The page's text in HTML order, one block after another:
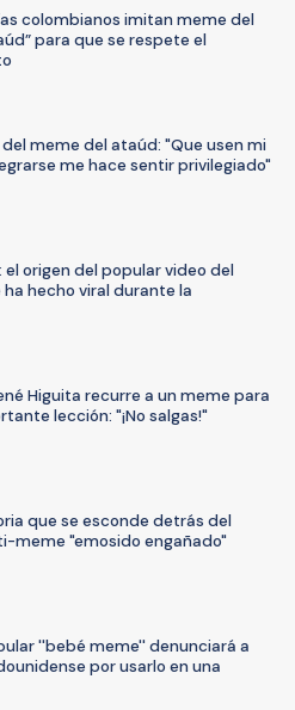
colombianos imitan meme del
para que se respete el
meme del ataúd: "Que usen mi
me hace sentir privilegiado"
origen del popular video del
hecho viral durante la
Higuita recurre a un meme para
lección: "¡No salgas!"
que se esconde detrás del
meme "emosido engañado"
''bebé meme'' denunciará a
por usarlo en una